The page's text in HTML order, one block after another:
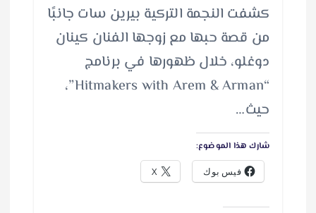
كشفت النجمة التركية بيرين سات جانبًا
من قصة حبها مع زوجها الفنان كينان
دوغلو، خلال ظهورها في برنامج
“Hitmakers with Arem & Arman”،
حيث…
شارك هذا الموضوع:
فيس بوك X